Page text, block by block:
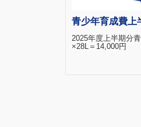
青少年育成費上
2025年度上半期分
×28L＝14,000円